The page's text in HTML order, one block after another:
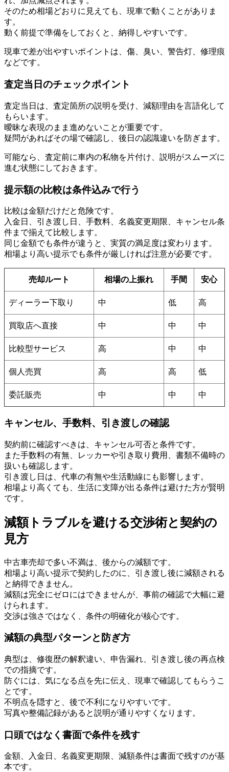
そのため相場どおりに見えても、現車で動くことがありま
す。
動く前提で準備をしておくと、納得しやすいです。
現車で差が出やすいポイントは、傷、臭い、警告灯、修理痕
などです。
査定当日のチェックポイント
査定当日は、査定箇所の説明を受け、減額理由を言語化して
もらいます。
曖昧な表現のまま進めないことが重要です。
疑問があればその場で確認し、後日の認識違いを防ぎます。
可能なら、査定前に車内の私物を片付け、説明がスムーズに
進む状態にしておきます。
提示額の比較は条件込みで行う
比較は金額だけだと危険です。
入金日、引き渡し日、手数料、名義変更期限、キャンセル条
件まで揃えて比較します。
同じ金額でも条件が違うと、実質の満足度は変わります。
相場より高い提示でも条件が厳しければ注意が必要です。
売却ルート 相場の上振れ 手間 安心
ディーラー下取り 中 低 高
買取店へ直接 中 中 中
比較型サービス 高 中 中
個人売買 高 高 低
委託販売 中 中 中
キャンセル、手数料、引き渡しの確認
契約前に確認すべきは、キャンセル可否と条件です。
また手数料の有無、レッカーや引き取り費用、書類不備時の
扱いも確認します。
引き渡し日は、代車の有無や生活動線にも影響します。
相場より高くても、生活に支障が出る条件は避けた方が賢明
です。
減額トラブルを避ける交渉術と契約の
見方
中古車売却で多い不満は、後からの減額です。
相場より高い提示で契約したのに、引き渡し後に減額される
と納得できません。
減額は完全にゼロにはできませんが、事前の確認で大幅に避
けられます。
交渉は強さではなく、条件の明確化が核心です。
減額の典型パターンと防ぎ方
典型は、修復歴の解釈違い、申告漏れ、引き渡し後の再点検
での指摘です。
防ぐには、気になる点を先に伝え、現車で確認してもらうこ
とです。
不明点を隠すと、後で不利になりやすいです。
写真や整備記録があると説明が通りやすくなります。
口頭ではなく書面で条件を残す
金額、入金日、名義変更期限、減額条件は書面で残すのが基
本です。